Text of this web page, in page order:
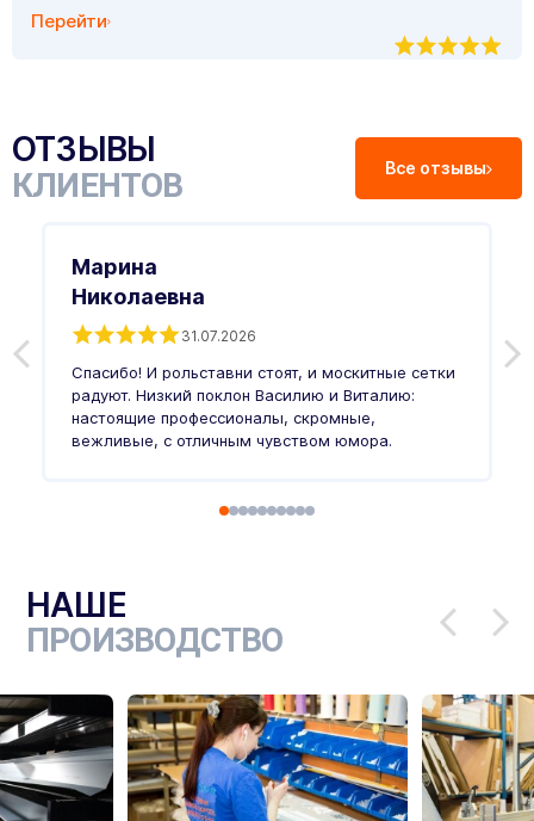
Перейти
ОТЗЫВЫ
КЛИЕНТОВ Все отзывы
Марина
Николаевна
31.07.2026
Спасибо! И рольставни стоят, и москитные сетки
радуют. Низкий поклон Василию и Виталию:
настоящие профессионалы, скромные,
вежливые, с отличным чувством юмора.
НАШЕ
ПРОИЗВОДСТВО